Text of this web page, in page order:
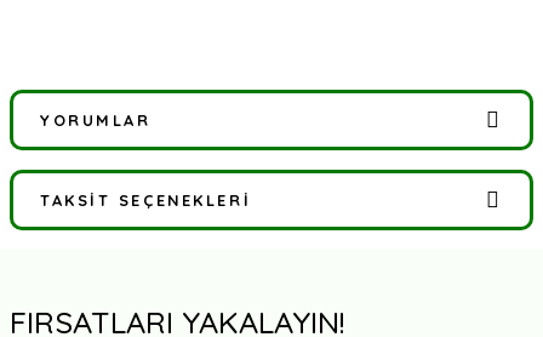
YORUMLAR
Bu ürüne ilk yorumu siz yapın!
TAKSIT SEÇENEKLERI
FIRSATLARI YAKALAYIN!